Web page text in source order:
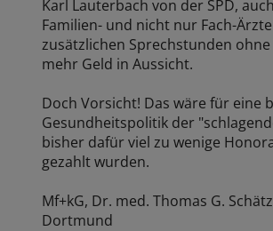
Karl Lauterbach von der SPD,
Familien- und nicht nur Fach-
zusätzlichen Sprechstunden
mehr Geld in Aussicht.
Doch Vorsicht! Das wäre für eine
Gesundheitspolitik der
bisher dafür viel zu wenige
gezahlt wurden.
Mf+kG, Dr. med. Thomas G.
Dortmund